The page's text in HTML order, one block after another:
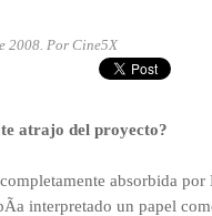
2008. Por Cine5X
atrajo del proyecto?
absorbida por
interpretado un papel